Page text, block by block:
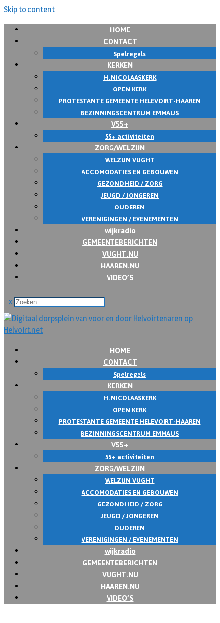
Skip to content
HOME
CONTACT
Spelregels
KERKEN
H. NICOLAASKERK
OPEN KERK
PROTESTANTE GEMEENTE HELEVOIRT-HAAREN
BEZINNINGSCENTRUM EMMAUS
V55+
55+ activiteiten
ZORG/WELZIJN
WELZIJN VUGHT
ACCOMODATIES EN GEBOUWEN
GEZONDHEID / ZORG
JEUGD / JONGEREN
OUDEREN
VERENIGINGEN / EVENEMENTEN
wijkradio
GEMEENTEBERICHTEN
VUGHT.NU
HAAREN.NU
VIDEO’S
x
HOME
CONTACT
Spelregels
KERKEN
H. NICOLAASKERK
OPEN KERK
PROTESTANTE GEMEENTE HELEVOIRT-HAAREN
BEZINNINGSCENTRUM EMMAUS
V55+
55+ activiteiten
ZORG/WELZIJN
WELZIJN VUGHT
ACCOMODATIES EN GEBOUWEN
GEZONDHEID / ZORG
JEUGD / JONGEREN
OUDEREN
VERENIGINGEN / EVENEMENTEN
wijkradio
GEMEENTEBERICHTEN
VUGHT.NU
HAAREN.NU
VIDEO’S